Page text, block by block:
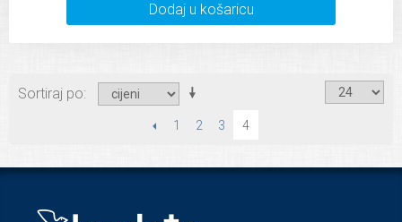
Dodaj u košaricu
Sortiraj po
PRETHODNI
1 2 3 4